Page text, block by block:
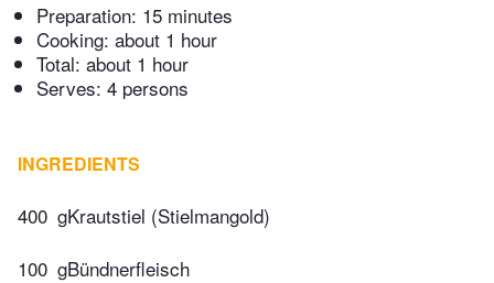
Preparation: 15 minutes
Cooking: about 1 hour
Total: about 1 hour
Serves: 4 persons
INGREDIENTS
400 gKrautstiel (Stielmangold)
100 gBündnerfleisch